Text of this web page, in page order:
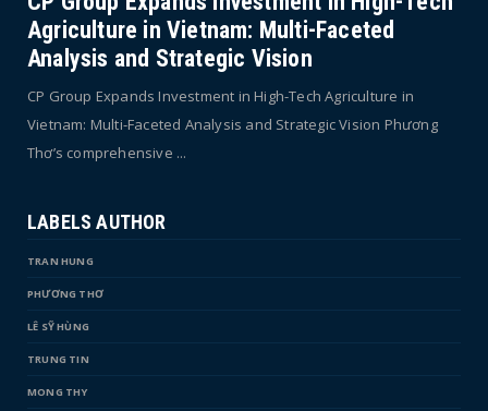
Agriculture in Vietnam: Multi-Faceted
Analysis and Strategic Vision
CP Group Expands Investment in High-Tech Agriculture in
Vietnam: Multi-Faceted Analysis and Strategic Vision Phương
Thơ’s comprehensive ...
LABELS AUTHOR
TRAN HUNG
PHƯƠNG THƠ
LÊ SỸ HÙNG
TRUNG TIN
MONG THY